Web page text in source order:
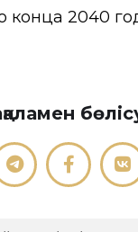
конца 2040